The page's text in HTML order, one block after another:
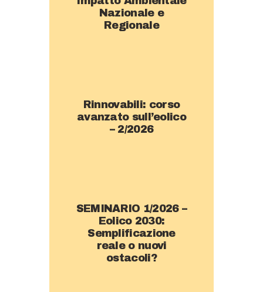
Nazionale e
Regionale
Rinnovabili: corso
avanzato sull’eolico
– 2/2026
SEMINARIO 1/2026 –
Eolico 2030:
Semplificazione
reale o nuovi
ostacoli?